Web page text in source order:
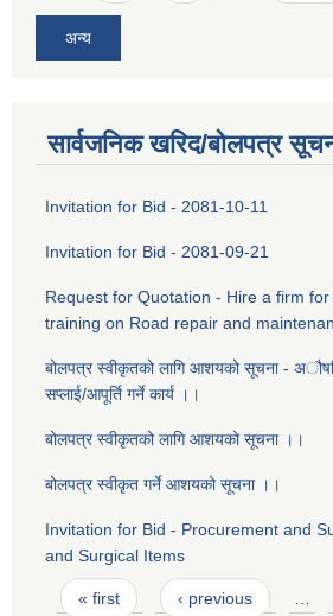
अन्य
सार्वजनिक खरिद/बोलपत्र
Invitation for Bid - 2081-10-11
Invitation for Bid - 2081-09-21
Request for Quotation - Hire a firm
training on Road repair and
बोलपत्र स्वीकृतको लागि आशयको सूचना -
सप्लाई/आपूर्ति गर्ने कार्य ।।
बोलपत्र स्वीकृतको लागि आशयको सूचना ।।
बोलपत्र स्वीकृत गर्ने आशयको सूचना ।।
Invitation for Bid - Procurement and
and Surgical Items
Pages
« first ‹ previous …